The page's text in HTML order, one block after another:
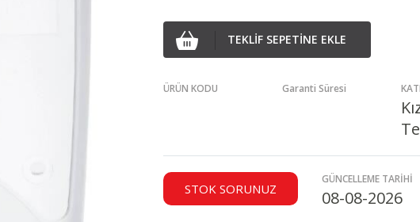
TEKLİF SEPETİNE EKLE
ÜRÜN KODU Garanti Süresi
STOK SORUNUZ
GÜNCELLEME TARİHİ
08-08-2026